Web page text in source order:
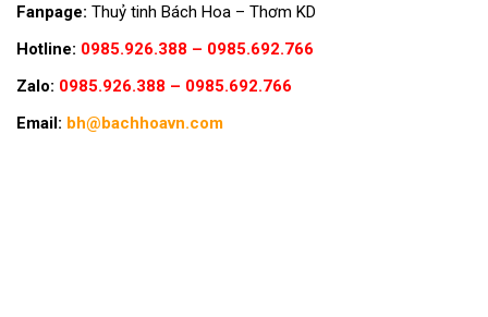
Fanpage: Thuỷ tinh Bách Hoa – Thơm KD
Hotline: 0985.926.388 – 0985.692.766
Zalo: 0985.926.388 – 0985.692.766
Email: bh@bachhoavn.com